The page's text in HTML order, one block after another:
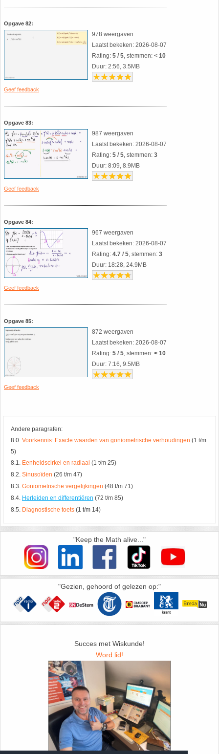
Opgave 82:
Geef feedback
978 weergaven
Laatst bekeken: 2026-08-07
Rating: 5 / 5, stemmen: < 10
Duur: 2:56, 3.5MB
Opgave 83:
Geef feedback
987 weergaven
Laatst bekeken: 2026-08-07
Rating: 5 / 5, stemmen: 3
Duur: 8:09, 8.9MB
Opgave 84:
Geef feedback
967 weergaven
Laatst bekeken: 2026-08-07
Rating: 4.7 / 5, stemmen: 3
Duur: 18:28, 24.9MB
Opgave 85:
Geef feedback
872 weergaven
Laatst bekeken: 2026-08-07
Rating: 5 / 5, stemmen: < 10
Duur: 7:16, 9.5MB
Andere paragrafen:
8.0. Voorkennis: Exacte waarden van goniometrische verhoudingen (1 t/m
5)
8.1. Eenheidscirkel en radiaal (1 t/m 25)
8.2. Sinusoïden (26 t/m 47)
8.3. Goniometrische vergelijkingen (48 t/m 71)
8.4. Herleiden en differentiëren (72 t/m 85)
8.5. Diagnostische toets (1 t/m 14)
"Keep the Math alive..."
"Gezien, gehoord of gelezen op:"
Succes met Wiskunde!
Word lid!